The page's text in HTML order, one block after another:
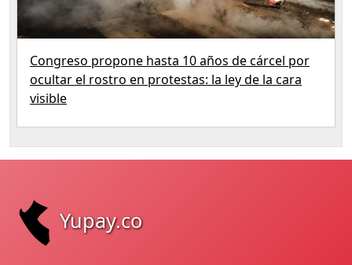
Congreso propone hasta 10 años de cárcel por
ocultar el rostro en protestas: la ley de la cara
visible
Yupay.co